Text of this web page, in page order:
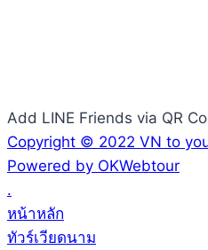
Add LINE Friends via QR
Copyright © 2022 VN to
Powered by OKWebtour
.
หน้าหลัก
ทัวร์เวียดนาม